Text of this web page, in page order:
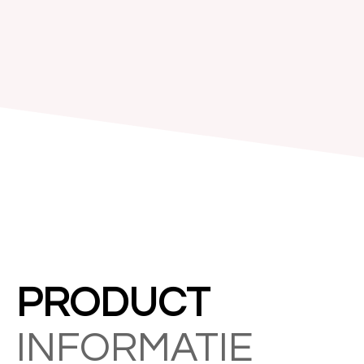
PRODUCT
INFORMATIE